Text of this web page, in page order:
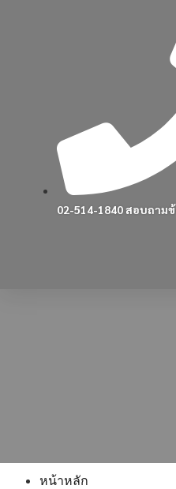
02-514-1840 สอบถาม
หน้าหลัก